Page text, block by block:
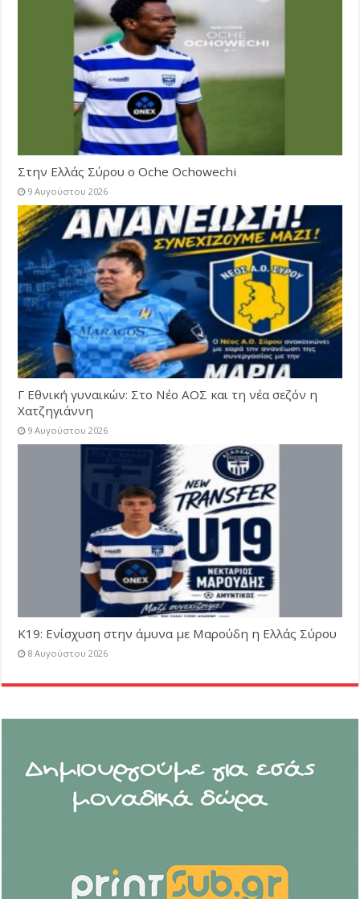
Στην Ελλάς Σύρου ο Oche Ochowechi
9 Αυγούστου 2026
Γ Εθνική γυναικών: Στο Νέο ΑΟΣ και τη νέα σεζόν η
Χατζηγιάννη
9 Αυγούστου 2026
Κ19: Ενίσχυση στην άμυνα με Μαρούδη η Ελλάς Σύρου
8 Αυγούστου 2026